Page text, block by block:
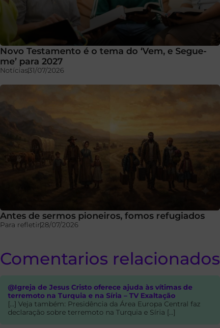
Novo Testamento é o tema do ‘Vem, e Segue-
me’ para 2027
Notícias31/07/2026
Antes de sermos pioneiros, fomos refugiados
Para refletir28/07/2026
Comentarios relacionados
@Igreja de Jesus Cristo oferece ajuda às vítimas de
terremoto na Turquia e na Síria – TV Exaltação
[…] Veja também: Presidência da Área Europa Central faz
declaração sobre terremoto na Turquia e Síria […]